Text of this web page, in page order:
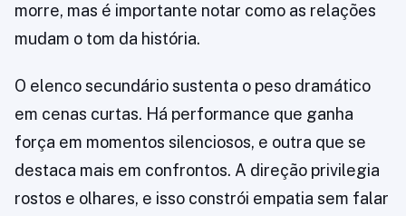
morre, mas é importante notar como as relações
mudam o tom da história.
O elenco secundário sustenta o peso dramático
em cenas curtas. Há performance que ganha
força em momentos silenciosos, e outra que se
destaca mais em confrontos. A direção privilegia
rostos e olhares, e isso constrói empatia sem falar